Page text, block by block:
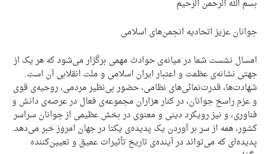
بسم الله الرحمن الرحیم
جوانان عزیز اتحادیه انجمن‌های اسلامی
امسال نشست شما در میانه‌ی حوادث مهمی برگزار می‌شود که هر یک از
جهتی نشانه‌ی عظمت و اعتبار ایران اسلامی و ملت انقلابی آن است.
شهادت‌ها، قدرت‌نمائی‌های نظامی، حضور بی‌نظیر مردمی، روحیه‌ی قوی
و عزم راسخ جوانان، در کنار هزاران مجموعه‌ی فعال در عرصه‌ی دانش و
فناوری، و نیز رویکرد دینی و معنوی در بخش عظیمی از جوانان سراسر
کشور، همه از سر بر آوردن یک پدیده‌ی یکتا در جهان امروز خبر می‌دهد.
پدیده‌ای که می‌تواند در آینده‌ی تاریخ تأثیرات عمیق و تعیین‌کننده